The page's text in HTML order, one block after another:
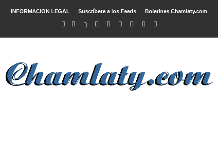
INFORMACION LEGAL Suscríbete a los Feeds Boletines Chamlaty.com